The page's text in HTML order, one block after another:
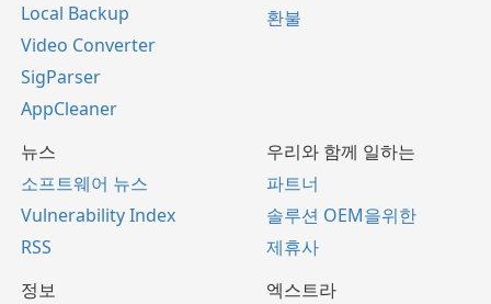
Local Backup
Video Converter
SigParser
AppCleaner
환불
뉴스
소프트웨어 뉴스
Vulnerability Index
RSS
우리와 함께 일하는
파트너
솔루션 OEM을위한
제휴사
정보
엑스트라